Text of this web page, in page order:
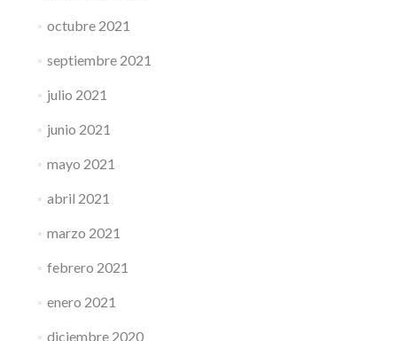
octubre 2021
septiembre 2021
julio 2021
junio 2021
mayo 2021
abril 2021
marzo 2021
febrero 2021
enero 2021
diciembre 2020